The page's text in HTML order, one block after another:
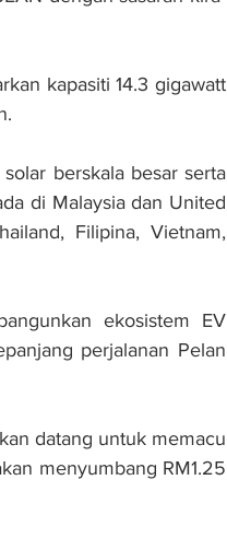
kapasiti 14.3 gigawatt
berskala besar serta
di Malaysia dan United
Filipina, Vietnam,
ekosistem EV
perjalanan Pelan
datang untuk memacu
menyumbang RM1.25